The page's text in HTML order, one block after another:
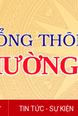
TIN TỨC - SỰ KIỆN